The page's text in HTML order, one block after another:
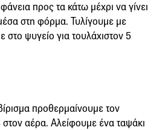
προς τα κάτω μέχρι να γίνει
στη φόρμα. Τυλίγουμε με
στο ψυγείο για τουλάχιστον 5
προθερμαίνουμε τον
αέρα. Αλείφουμε ένα ταψάκι